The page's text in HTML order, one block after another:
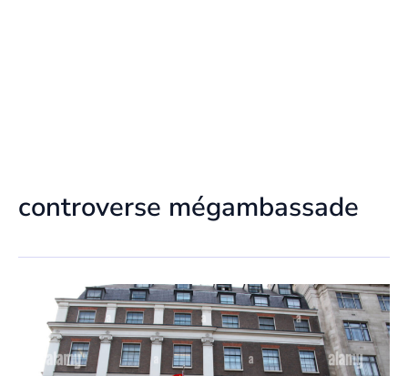
controverse mégambassade